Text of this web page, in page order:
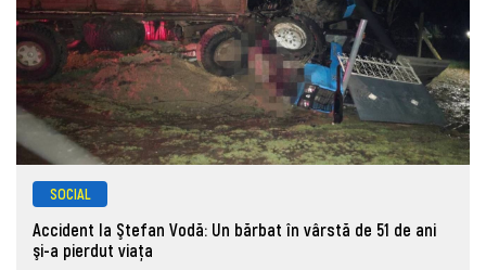
SOCIAL
Accident la Ştefan Vodă: Un bărbat în vârstă de 51 de ani
şi-a pierdut viaţa